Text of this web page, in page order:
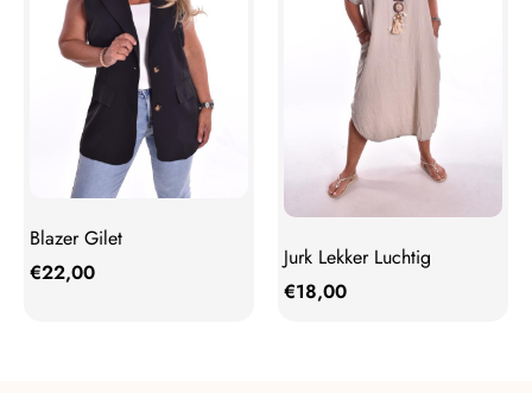
Blazer Gilet
€22,00
Jurk Lekker Luchtig
€18,00